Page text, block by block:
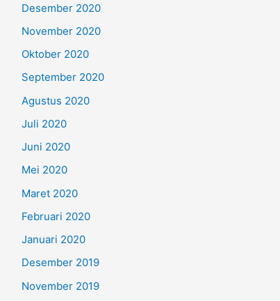
Desember 2020
November 2020
Oktober 2020
September 2020
Agustus 2020
Juli 2020
Juni 2020
Mei 2020
Maret 2020
Februari 2020
Januari 2020
Desember 2019
November 2019